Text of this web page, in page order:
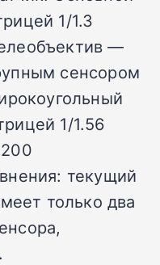
1/1.3
—
сенсором
1/1.56
текущий
только два